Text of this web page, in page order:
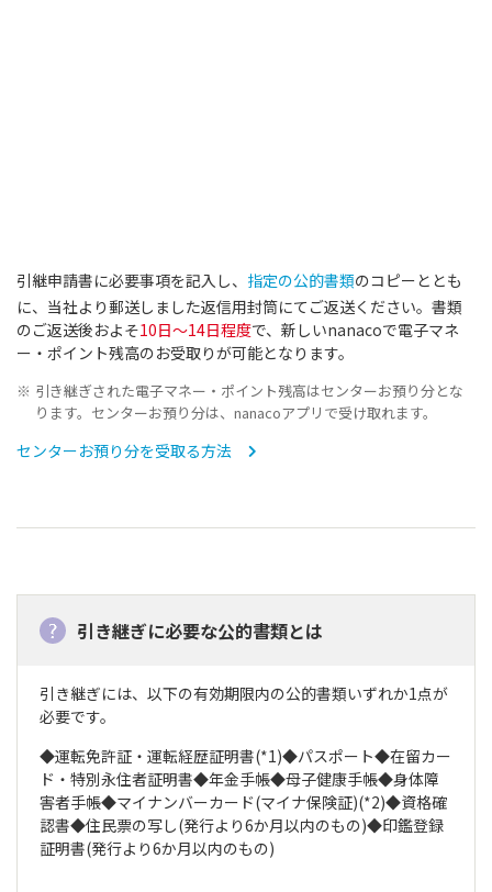
引継申請書に必要事項を記入し、 指定の公的書類のコピーととも
に、当社より郵送しました返信用封筒にてご返送ください。書類
のご返送後およそ10日～14日程度で、新しいnanacoで電子マネ
ー・ポイント残高のお受取りが可能となります。
引き継ぎされた電子マネー・ポイント残高はセンターお預り分とな
ります。センターお預り分は、nanacoアプリで受け取れます。
センターお預り分を受取る方法
引き継ぎに必要な公的書類とは
引き継ぎには、以下の有効期限内の公的書類いずれか1点が
必要です。
◆運転免許証・運転経歴証明書(*1)◆パスポート◆在留カー
ド・特別永住者証明書◆年金手帳◆母子健康手帳◆身体障
害者手帳◆マイナンバーカード(マイナ保険証)(*2)◆資格確
認書◆住民票の写し(発行より6か月以内のもの)◆印鑑登録
証明書(発行より6か月以内のもの)